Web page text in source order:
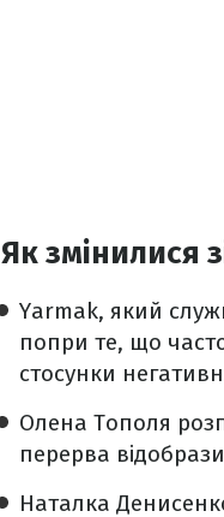
Як змінилися
Yarmak, який
попри те, що
стосунки
Олена Тополя
перерва
Наталка